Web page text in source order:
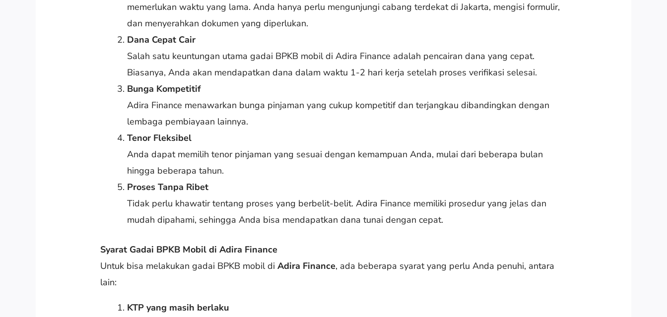
memerlukan waktu yang lama. Anda hanya perlu mengunjungi cabang terdekat di Jakarta, mengisi formulir,
dan menyerahkan dokumen yang diperlukan.
Dana Cepat Cair
Salah satu keuntungan utama gadai BPKB mobil di Adira Finance adalah pencairan dana yang cepat.
Biasanya, Anda akan mendapatkan dana dalam waktu 1-2 hari kerja setelah proses verifikasi selesai.
Bunga Kompetitif
Adira Finance menawarkan bunga pinjaman yang cukup kompetitif dan terjangkau dibandingkan dengan
lembaga pembiayaan lainnya.
Tenor Fleksibel
Anda dapat memilih tenor pinjaman yang sesuai dengan kemampuan Anda, mulai dari beberapa bulan
hingga beberapa tahun.
Proses Tanpa Ribet
Tidak perlu khawatir tentang proses yang berbelit-belit. Adira Finance memiliki prosedur yang jelas dan
mudah dipahami, sehingga Anda bisa mendapatkan dana tunai dengan cepat.
Syarat Gadai BPKB Mobil di Adira Finance
Untuk bisa melakukan gadai BPKB mobil diAdira Finance, ada beberapa syarat yang perlu Anda penuhi, antara
lain:
KTP yang masih berlaku